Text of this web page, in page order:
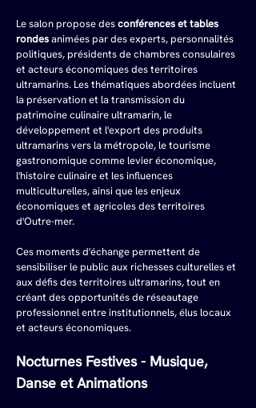
Le salon propose des conférences et tables
rondes animées par des experts, personnalités
politiques, présidents de chambres consulaires
et acteurs économiques des territoires
ultramarins. Les thématiques abordées incluent
la préservation et la transmission du
patrimoine culinaire ultramarin, le
développement et l'export des produits
ultramarins vers la métropole, le tourisme
gastronomique comme levier économique,
l'histoire culinaire et les influences
multiculturelles, ainsi que les enjeux
économiques et agricoles des territoires
d'Outre-mer.
Ces moments d'échange permettent de
sensibiliser le public aux richesses culturelles et
aux défis des territoires ultramarins, tout en
créant des opportunités de réseautage
professionnel entre institutionnels, élus locaux
et acteurs économiques.
Nocturnes Festives - Musique,
Danse et Animations